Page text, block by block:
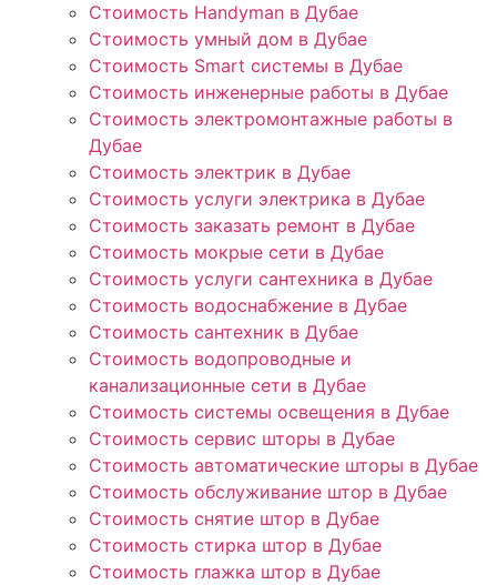
Стоимость Handyman в Дубае
Стоимость умный дом в Дубае
Стоимость Smart системы в Дубае
Стоимость инженерные работы в Дубае
Стоимость электромонтажные работы в
Дубае
Стоимость электрик в Дубае
Стоимость услуги электрика в Дубае
Стоимость заказать ремонт в Дубае
Стоимость мокрые сети в Дубае
Стоимость услуги сантехника в Дубае
Стоимость водоснабжение в Дубае
Стоимость сантехник в Дубае
Стоимость водопроводные и
канализационные сети в Дубае
Стоимость системы освещения в Дубае
Стоимость сервис шторы в Дубае
Стоимость автоматические шторы в Дубае
Стоимость обслуживание штор в Дубае
Стоимость снятие штор в Дубае
Стоимость стирка штор в Дубае
Стоимость глажка штор в Дубае